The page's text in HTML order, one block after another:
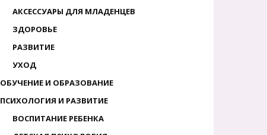
АКСЕССУАРЫ ДЛЯ МЛАДЕНЦЕВ
ЗДОРОВЬЕ
РАЗВИТИЕ
УХОД
ОБУЧЕНИЕ И ОБРАЗОВАНИЕ
ПСИХОЛОГИЯ И РАЗВИТИЕ
ВОСПИТАНИЕ РЕБЕНКА